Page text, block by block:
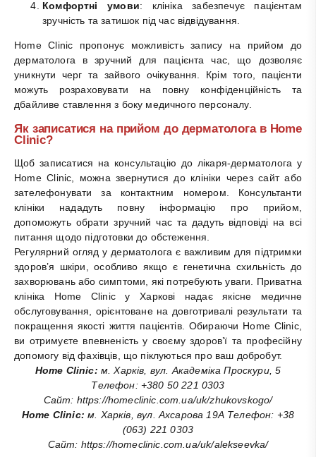
Комфортні умови: клініка забезпечує пацієнтам
зручність та затишок під час відвідування.
Home Clinic пропонує можливість запису на прийом до
дерматолога в зручний для пацієнта час, що дозволяє
уникнути черг та зайвого очікування. Крім того, пацієнти
можуть розраховувати на повну конфіденційність та
дбайливе ставлення з боку медичного персоналу.
Як записатися на прийом до дерматолога в Home
Clinic?
Щоб записатися на консультацію до лікаря-дерматолога у
Home Clinic, можна звернутися до клініки через сайт або
зателефонувати за контактним номером. Консультанти
клініки нададуть повну інформацію про прийом,
допоможуть обрати зручний час та дадуть відповіді на всі
питання щодо підготовки до обстеження.
Регулярний огляд у дерматолога є важливим для підтримки
здоров’я шкіри, особливо якщо є генетична схильність до
захворювань або симптоми, які потребують уваги. Приватна
клініка Home Clinic у Харкові надає якісне медичне
обслуговування, орієнтоване на довготривалі результати та
покращення якості життя пацієнтів. Обираючи Home Clinic,
ви отримуєте впевненість у своєму здоров’ї та професійну
допомогу від фахівців, що піклуються про ваш добробут.
Home Clinic: м. Харків, вул. Академіка Проскури, 5
Телефон: +380 50 221 0303
Сайт: https://homeclinic.com.ua/uk/zhukovskogo/
Home Clinic: м. Харків, вул. Ахсарова 19А Телефон: +38
(063) 221 0303
Сайт: https://homeclinic.com.ua/uk/alekseevka/